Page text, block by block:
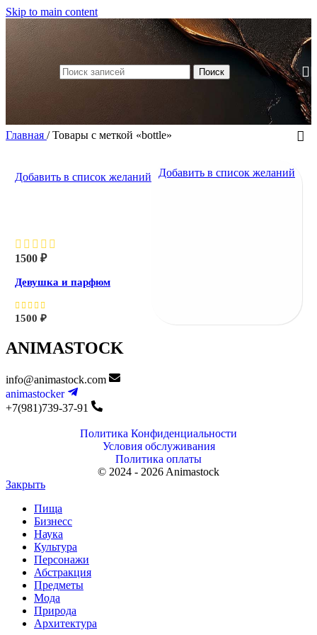
Skip to main content
Поиск
Главная / Товары с меткой «bottle»
Добавить в список желаний
1500 ₽
Девушка и парфюм
1500 ₽
Добавить в список желаний
ANIMASTOCK
info@animastock.com
animastocker
+7(981)739-37-91
Политика Конфиденциальности
Условия обслуживания
Политика оплаты
© 2024 - 2026 Animastock
Закрыть
Пища
Бизнесс
Наука
Культура
Персонажи
Абстракция
Предметы
Мода
Природа
Архитектура